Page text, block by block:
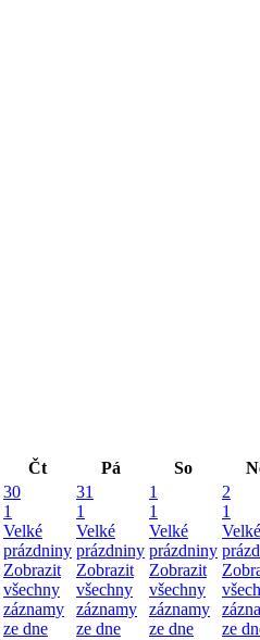
Čt Pá So
30
1
Velké
prázdniny
Zobrazit
všechny
záznamy
ze dne
31
1
Velké
prázdniny
Zobrazit
všechny
záznamy
ze dne
1
1
Velké
prázdniny
Zobrazit
všechny
záznamy
ze dne
2
1
Velké
ze